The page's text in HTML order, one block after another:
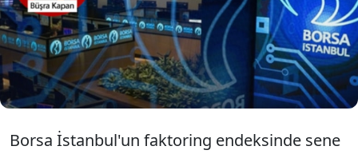
görüldü. Endeks yaklaşık 4 ayda yüzde
87'den fazla değer kazanırken 1 yılda yüzde
108 değerlendi.
Borsa İstanbul'un faktoring endeksinde sene